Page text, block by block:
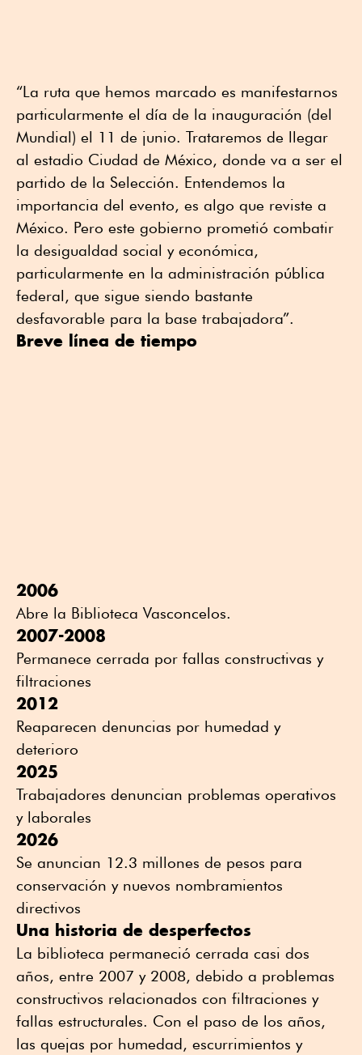
“La ruta que hemos marcado es manifestarnos
particularmente el día de la inauguración (del
Mundial) el 11 de junio. Trataremos de llegar
al estadio Ciudad de México, donde va a ser el
partido de la Selección. Entendemos la
importancia del evento, es algo que reviste a
México. Pero este gobierno prometió combatir
la desigualdad social y económica,
particularmente en la administración pública
federal, que sigue siendo bastante
desfavorable para la base trabajadora”.
Breve línea de tiempo
2006
Abre la Biblioteca Vasconcelos.
2007-2008
Permanece cerrada por fallas constructivas y
filtraciones
2012
Reaparecen denuncias por humedad y
deterioro
2025
Trabajadores denuncian problemas operativos
y laborales
2026
Se anuncian 12.3 millones de pesos para
conservación y nuevos nombramientos
directivos
Una historia de desperfectos
La biblioteca permaneció cerrada casi dos
años, entre 2007 y 2008, debido a problemas
constructivos relacionados con filtraciones y
fallas estructurales. Con el paso de los años,
las quejas por humedad, escurrimientos y